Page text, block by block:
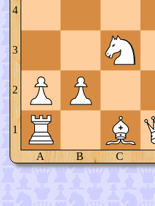
4
3
2
1
A B C